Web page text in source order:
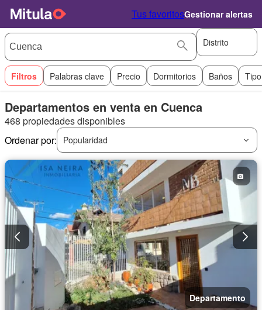
Tus favoritosGestionar alertas
Distrito
Filtros Palabras clave Precio Dormitorios Baños
Departamentos en venta en Cuenca
468 propiedades disponibles
Ordenar por:
Popularidad
Departamento